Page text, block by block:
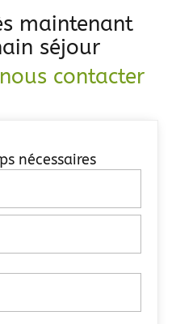
maintenant
séjour
contacter
nécessaires